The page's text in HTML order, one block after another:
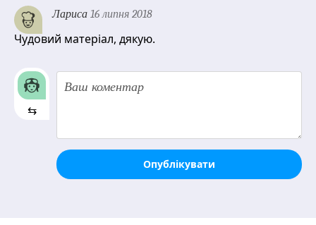
Лариса 16 липня 2018
Чудовий матеріал, дякую.
⇆
Опублікувати